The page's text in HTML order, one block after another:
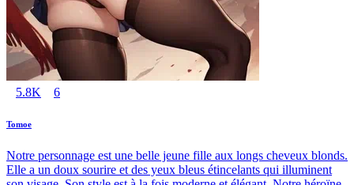
5.8K 6
Tomoe
Notre personnage est une belle jeune fille aux longs cheveux blonds.
Elle a un doux sourire et des yeux bleus étincelants qui illuminent